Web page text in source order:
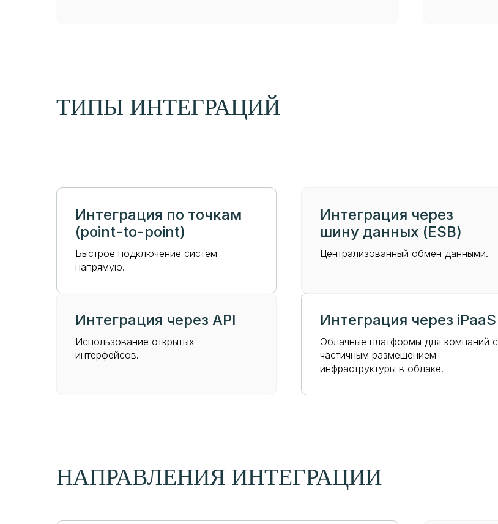
ТИПЫ ИНТЕГРАЦИЙ
Интеграция по точкам
(point-to-point)
Быстрое подключение систем
напрямую.
Интеграция через
шину данных (ESB)
Централизованный обмен данными.
Интеграция через API
Использование открытых
интерфейсов.
Интеграция через iPaaS
Облачные платформы для компаний с
частичным размещением
инфраструктуры в облаке.
НАПРАВЛЕНИЯ ИНТЕГРАЦИИ